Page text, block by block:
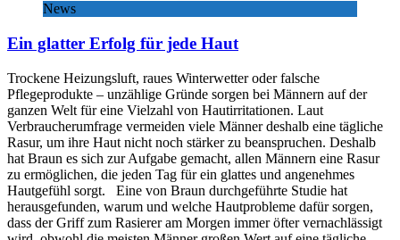
News
Ein glatter Erfolg für jede Haut
Trockene Heizungsluft, raues Winterwetter oder falsche
Pflegeprodukte – unzählige Gründe sorgen bei Männern auf der
ganzen Welt für eine Vielzahl von Hautirritationen. Laut
Verbraucherumfrage vermeiden viele Männer deshalb eine tägliche
Rasur, um ihre Haut nicht noch stärker zu beanspruchen. Deshalb
hat Braun es sich zur Aufgabe gemacht, allen Männern eine Rasur
zu ermöglichen, die jeden Tag für ein glattes und angenehmes
Hautgefühl sorgt. Eine von Braun durchgeführte Studie hat
herausgefunden, warum und welche Hautprobleme dafür sorgen,
dass der Griff zum Rasierer am Morgen immer öfter vernachlässigt